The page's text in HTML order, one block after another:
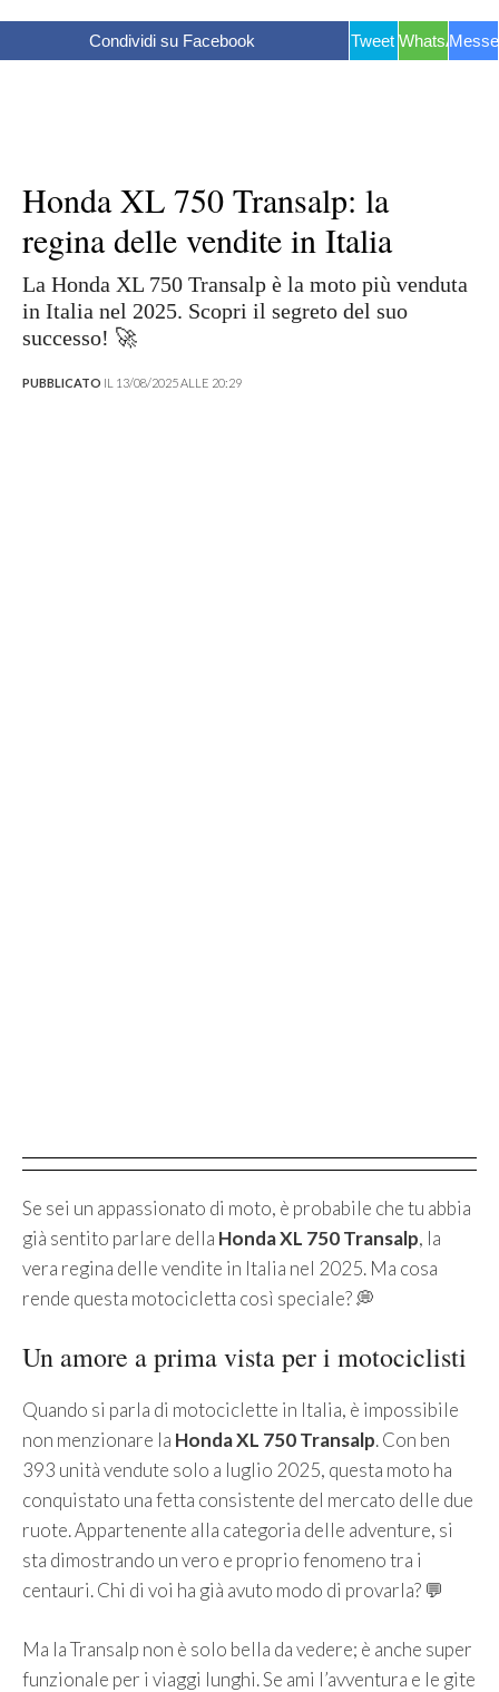
Condividi su Facebook Tweet WhatsApp
Honda XL 750 Transalp: la
regina delle vendite in Italia
La Honda XL 750 Transalp è la moto più venduta
in Italia nel 2025. Scopri il segreto del suo
successo! 🚀
PUBBLICATO IL 13/08/2025 ALLE 20:29
Se sei un appassionato di moto, è probabile che tu abbia
già sentito parlare della Honda XL 750 Transalp, la
vera regina delle vendite in Italia nel 2025. Ma cosa
rende questa motocicletta così speciale? 💭
Un amore a prima vista per i motociclisti
Quando si parla di motociclette in Italia, è impossibile
non menzionare la Honda XL 750 Transalp. Con ben
393 unità vendute solo a luglio 2025, questa moto ha
conquistato una fetta consistente del mercato delle due
ruote. Appartenente alla categoria delle adventure, si
sta dimostrando un vero e proprio fenomeno tra i
centauri. Chi di voi ha già avuto modo di provarla? 💬
Ma la Transalp non è solo bella da vedere; è anche super
funzionale per i viaggi lunghi. Se ami l’avventura e le gite